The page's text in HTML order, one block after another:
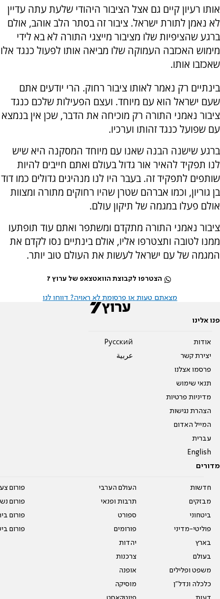
אותו רעיון קיים גם אצל הציבור היהודי שלעת עתה עדיין
לא נאמן לתורת ישראל. ציבור זה בסתר הלב אוהב, אולם
ברגע שהציפיות שלו מציבור מייצגי התורה לא בא לידי
מימוש האכזבה העמוקה שלו מביאה אותו לפעול כנגד אלו
שאכזבו אותו.
בינתיים רק נאמר לאותו ציבור רחוק. הרי יודעים אתם
שעם ישראל הוא עם מיוחד. ועצם הפעילות שלכם כנגד
ציבור נאמני התורה רק מוכיחה את הדבר, שכן אין בנמצא
עם שפועל כנגד זהותו וערכיו.
ברגע שישנה הבנה שאנו עם מיוחד המסקנה היא שיש
לנו תפקיד להאיר אור גדול בעולם ואתם חייבים להיות
שותפים לתפקיד זה. בעבר היו לנו מנהיגים גדולים כמו דוד
בן גוריון, וכמו אברהם שטרן שהיו רחוקים מתורה ומצוות
אולם פעלו במגמה של תיקון עולם.
ציבור נאמני התורה מתקדם ומשתפר ואתם עוד תופתעו
ממנו לטובה ותצטרפו אליו, אולם בינתיים נסו לקדם את
המגמה של עם ישראל לעשות את העולם טוב יותר.
הצטרפו לקבוצת הוואטצאפ של ערוץ 7
מצאתם טעות או פרסומת לא ראויה? דווחו לנו
פנו אלינו
אודות
יצירת קשר
פרסמו אצלנו
תנאי שימוש
מדיניות פרטיות
הצהרת נגישות
המייל האדום
עברית
English
Pусский
عربية
מדורים
חדשות
מבזקים
ביטחוני
פוליטי-מדיני
בארץ
בעולם
משפט ופלילים
כלכלה ונדל"ן
העולם הערבי
תרבות ופנאי
ספורט
פורומים
יהדות
צרכנות
אופנה
מוסיקה
פורום
פורום
פורום
פורום